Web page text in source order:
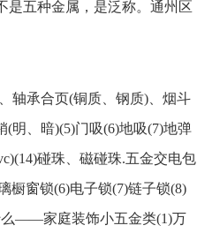
是五种金属，是泛称。通州区
轴承合页(铜质、钢质)、烟斗
明、暗)(5)门吸(6)地吸(7)地弹
碰珠、磁碰珠.五金交电包
橱窗锁(6)电子锁(7)链子锁(8)
么——家庭装饰小五金类(1)万